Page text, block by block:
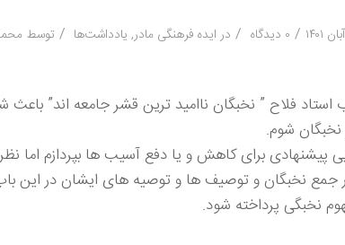
/ ۰ دیدگاه / در ایده فرهنگی مادر, یادداشت‌ها / توسط
فلاح ” نخبگان ناامید ترین قشر جامعه اند” باعث
شوم.
پیشنهادی برای کاهش و یا دفع آسیب ها بپردازم اما
نخبگان و توصیف ها و توصیه های ایشان در این
نخبگی پرداخته شود.